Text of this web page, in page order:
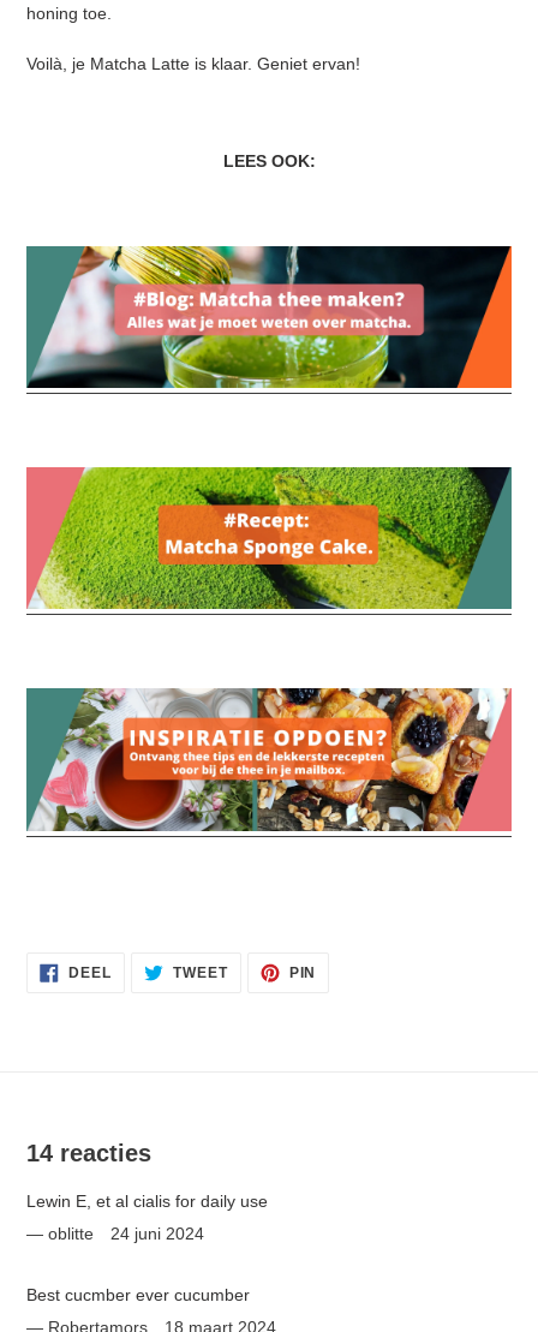
honing toe.
Voilà, je Matcha Latte is klaar. Geniet ervan!
LEES OOK:
DEEL DELEN TWEETTWEET
PIN
14 reacties
Lewin E, et al cialis for daily use
oblitte
24 juni 2024
Best cucmber ever cucumber
Robertamors
18 maart 2024